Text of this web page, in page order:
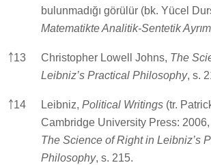
bulunmadığı görülür (bk. Yücel
Matematikte Analitik-Sentetik
￪13 Christopher Lowell Johns, The
Leibniz’s Practical Philosophy, s.
￪14 Leibniz, Political Writings (tr.
Cambridge University Press:
The Science of Right in Leibniz’s
Philosophy, s. 215.